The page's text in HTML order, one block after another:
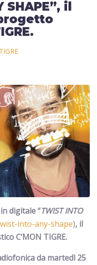
il
digitale “TWIST INTO
into-any-shape), il
C’MON TIGRE.
da martedì 25